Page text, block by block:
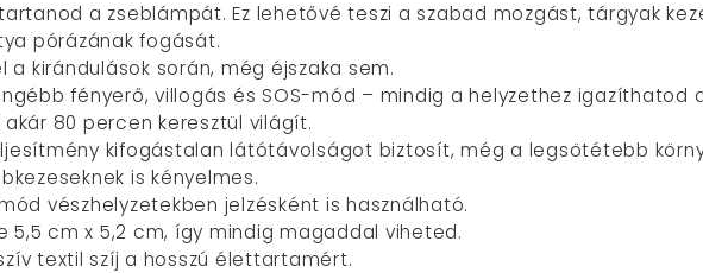
a zseblámpát. Ez lehetővé teszi a szabad mozgást, tárgyak
pórázának fogását.
a kirándulások során, még éjszaka sem.
fényerő, villogás és SOS-mód – mindig a helyzethez igazíthatod
80 percen keresztül világít.
kifogástalan látótávolságot biztosít, még a legsötétebb
is kényelmes.
vészhelyzetekben jelzésként is használható.
5,5 cm x 5,2 cm, így mindig magaddal viheted.
textil szíj a hosszú élettartamért.